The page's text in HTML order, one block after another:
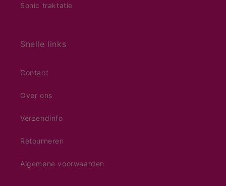
Sonic traktatie
Snelle links
Contact
Over ons
Verzendinfo
Retourneren
Algemene voorwaarden